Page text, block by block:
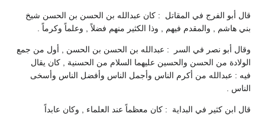
قال أبو الفرج في المقاتل : كان عبدالله بن الحسن بن الحسن شيخ
بني هاشم , والمقدم فيهم , وذا الكثير منهم فضلاً , وعلماً وكرماً .
وقال أبو نصر في السر : عبدالله بن الحسن بن الحسن , أول من جمع
الولادة من الحسن والحسين عليهما السلام من الحسنية , كان يقال
فيه : عبدالله من أكرم الناس وأجمل الناس وأفضل الناس وأسخى
الناس .
قال ابن كثير في البداية : كان معظماً عند العلماء , وكان عابداً